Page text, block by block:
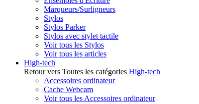
Marqueurs/Surligneurs
Stylos
Stylos Parker
Stylos avec stylet tactile
Voir tous les Stylos
Voir tous les articles
High-tech
Retour vers Toutes les catégories High-tech
Accessoires ordinateur
Cache Webcam
Voir tous les Accessoires ordinateur